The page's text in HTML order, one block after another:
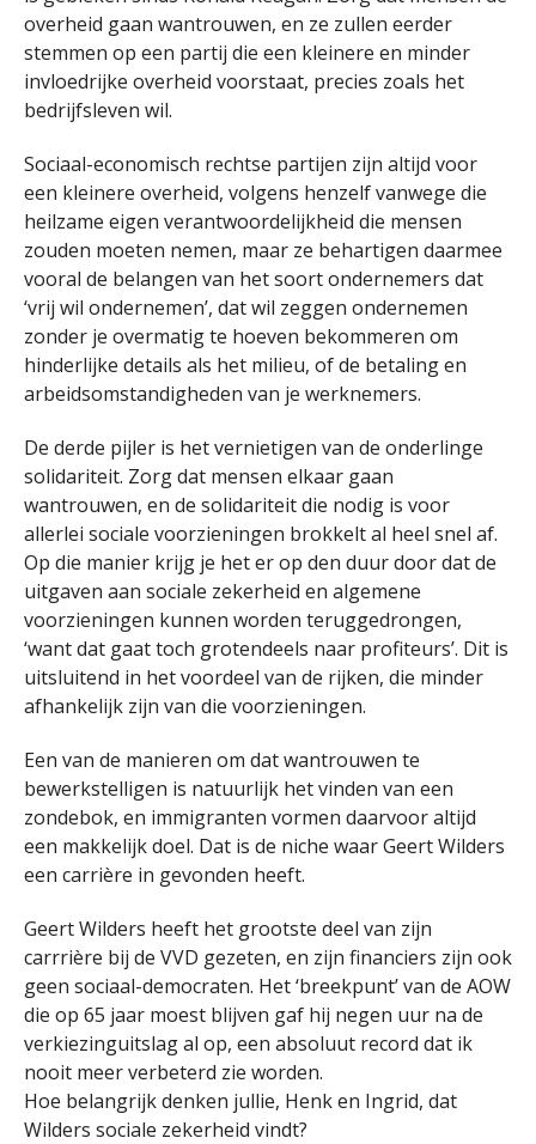
overheid gaan wantrouwen, en ze zullen eerder
stemmen op een partij die een kleinere en minder
invloedrijke overheid voorstaat, precies zoals het
bedrijfsleven wil.
Sociaal-economisch rechtse partijen zijn altijd voor
een kleinere overheid, volgens henzelf vanwege die
heilzame eigen verantwoordelijkheid die mensen
zouden moeten nemen, maar ze behartigen daarmee
vooral de belangen van het soort ondernemers dat
‘vrij wil ondernemen’, dat wil zeggen ondernemen
zonder je overmatig te hoeven bekommeren om
hinderlijke details als het milieu, of de betaling en
arbeidsomstandigheden van je werknemers.
De derde pijler is het vernietigen van de onderlinge
solidariteit. Zorg dat mensen elkaar gaan
wantrouwen, en de solidariteit die nodig is voor
allerlei sociale voorzieningen brokkelt al heel snel af.
Op die manier krijg je het er op den duur door dat de
uitgaven aan sociale zekerheid en algemene
voorzieningen kunnen worden teruggedrongen,
‘want dat gaat toch grotendeels naar profiteurs’. Dit is
uitsluitend in het voordeel van de rijken, die minder
afhankelijk zijn van die voorzieningen.
Een van de manieren om dat wantrouwen te
bewerkstelligen is natuurlijk het vinden van een
zondebok, en immigranten vormen daarvoor altijd
een makkelijk doel. Dat is de niche waar Geert Wilders
een carrière in gevonden heeft.
Geert Wilders heeft het grootste deel van zijn
carrrière bij de VVD gezeten, en zijn financiers zijn ook
geen sociaal-democraten. Het ‘breekpunt’ van de AOW
die op 65 jaar moest blijven gaf hij negen uur na de
verkiezinguitslag al op, een absoluut record dat ik
nooit meer verbeterd zie worden.
Hoe belangrijk denken jullie, Henk en Ingrid, dat
Wilders sociale zekerheid vindt?